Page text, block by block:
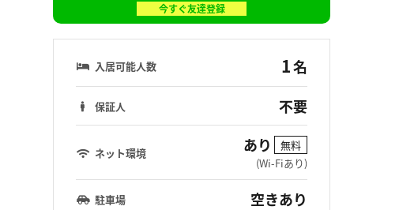
今すぐ友達登録
入居可能人数 1名
保証人 不要
ネット環境 あり
無料
(Wi-Fiあり)
駐車場 空きあり